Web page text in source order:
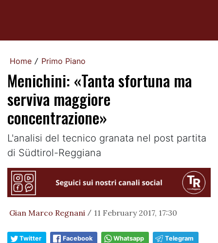
Home / Primo Piano
Menichini: «Tanta sfortuna ma
serviva maggiore
concentrazione»
L'analisi del tecnico granata nel post partita
di Südtirol-Reggiana
Gian Marco Regnani / 11 February 2017, 17:30
Twitter Facebook Whatsapp Telegram